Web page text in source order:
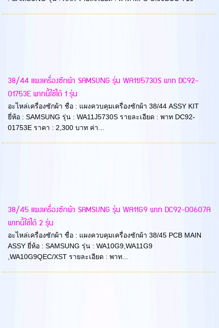
38/44 แผงเครื่องซักผ้า SAMSUNG รุ่น WA11J5730S พาท DC92-
01753E พาทนี้ใช้ได้ 1 รุ่น
อะไหล่เครื่องซักผ้า ชื่อ : แผงควบคุมเครื่องซักผ้า 38/44 ASSY KIT
ยี่ห้อ : SAMSUNG รุ่น : WA11J5730S รายละเอียด : พาท DC92-
01753E ราคา : 2,300 บาท ค่า...
38/45 แผงเครื่องซักผ้า SAMSUNG รุ่น WA11G9 พาท DC92-00607A
พาทนี้ใช้ได้ 2 รุ่น
อะไหล่เครื่องซักผ้า ชื่อ : แผงควบคุมเครื่องซักผ้า 38/45 PCB MAIN
ASSY ยี่ห้อ : SAMSUNG รุ่น : WA10G9,WA11G9
,WA10G9QEC/XST รายละเอียด : พาท...